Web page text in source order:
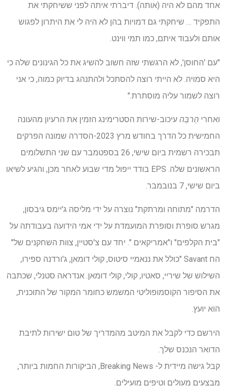
אחד מהם לא היה (אותה). דיברתי איתה לפני ששיחקתי את
התפקיד … שיחקתי גם דמויות בהן לא היה לי את היתרון לפגוש
אותם ולעבוד איתם, כמו תמי ווינט.
"עם 'החוסן', לא הרגשתי שזה חשוב להשיג את כל הגינונים שלה כי
היא סמויה. לא הייתי רוצה להסתכל ולהתנהג בדיוק כמוה, כי אני
רוצה לשמור עליה מוסתרת."
ואחרי הַרבֵּה עיכוב-שירות הסטרימינג הזמין את הרעיון מהעונה
החמישית כל הדרך בחודש מרץ 2023-הסדרה שמונה הפרקים
תבכירה רשמית ביום שישי, 26 בספטמבר עם שני התשלומים
הראשונים שלה. EPS בודד ייפול מדי שבוע לאחר מכן, והגיע לשיאו
ביום שישי, 7 בנובמבר.
הדרמה "מתוחה ומרתקת" נוצרה על ידי מליסה ג'יימס גיבסון,
מגרש סופרת וסופרת המועמדת על ידי אמי הידועה בעבודתה על
"בית הקלפים" ו"אמריקאים ". יחד עם צ'סטיין, צוות השחקנים של"
הח Savant "כולל את ננאמיי סיטוס, קולי דומאן, ג'ורדנה ספירו,
השילוש של שיריי, סאטיו, קולי, קולי דומאן. אנדראה סטנלי, שכתבה
את הסיפור הקוסמופוליטי המשמש כחומר המקור של התוכנית,
הוא יועץ.
הירשם כדי לקבל את המיטב מהמדריך של טום ישירות לתיבת
הדואר הנכנס שלך.
קבל גישה מיידית ל- Breaking News, הביקורות החמות ביותר,
מבצעים מעולים וטיפים מועילים.